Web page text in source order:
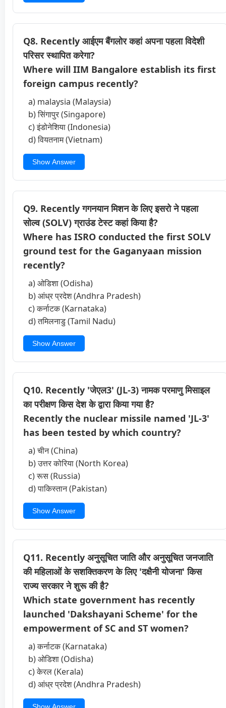
Q8. Recently आईएम बैंगलोर कहां अपना पहला विदेशी
परिसर स्थापित करेगा?
Where will IIM Bangalore establish its first
foreign campus recently?
a) malaysia (Malaysia)
b) सिंगापुर (Singapore)
c) इंडोनेशिया (Indonesia)
d) वियतनाम (Vietnam)
Show Answer
Q9. Recently गगनयान मिशन के लिए इसरो ने पहला
सोल्व (SOLV) ग्राउंड टेस्ट कहां किया है?
Where has ISRO conducted the first SOLV
ground test for the Gaganyaan mission
recently?
a) ओडिशा (Odisha)
b) आंध्र प्रदेश (Andhra Pradesh)
c) कर्नाटक (Karnataka)
d) तमिलनाडु (Tamil Nadu)
Show Answer
Q10. Recently 'जेएल3' (JL-3) नामक परमाणु मिसाइल
का परीक्षण किस देश के द्वारा किया गया है?
Recently the nuclear missile named 'JL-3'
has been tested by which country?
a) चीन (China)
b) उत्तर कोरिया (North Korea)
c) रूस (Russia)
d) पाकिस्तान (Pakistan)
Show Answer
Q11. Recently अनुसूचित जाति और अनुसूचित जनजाति
की महिलाओं के सशक्तिकरण के लिए 'दक्षैनी योजना' किस
राज्य सरकार ने शुरू की है?
Which state government has recently
launched 'Dakshayani Scheme' for the
empowerment of SC and ST women?
a) कर्नाटक (Karnataka)
b) ओडिशा (Odisha)
c) केरल (Kerala)
d) आंध्र प्रदेश (Andhra Pradesh)
Show Answer